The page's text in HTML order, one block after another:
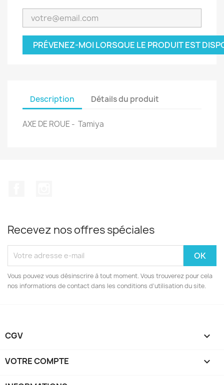
PRÉVENEZ-MOI LORSQUE LE PRODUIT EST
Description Détails du produit
AXE DE ROUE - Tamiya
Recevez nos offres spéciales
Vous pouvez vous désinscrire à tout moment. Vous trouverez pour cela
nos informations de contact dans les conditions d'utilisation du site.
CGV 
VOTRE COMPTE 